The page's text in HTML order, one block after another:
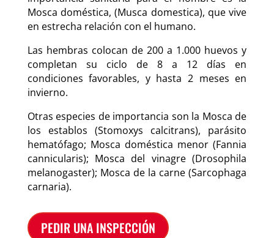
Mosca doméstica, (Musca domestica), que vive
en estrecha relación con el humano.
Las hembras colocan de 200 a 1.000 huevos y
completan su ciclo de 8 a 12 días en
condiciones favorables, y hasta 2 meses en
invierno.
Otras especies de importancia son la Mosca de
los establos (Stomoxys calcitrans), parásito
hematófago; Mosca doméstica menor (Fannia
cannicularis); Mosca del vinagre (Drosophila
melanogaster); Mosca de la carne (Sarcophaga
carnaria).
PEDIR UNA INSPECCIÓN